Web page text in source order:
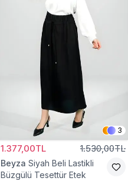
3
1.377,00TL 1.530,00TL
Beyza Siyah Beli Lastikli
Büzgülü Tesettür Etek